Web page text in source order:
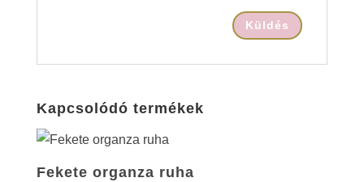
Kapcsolódó termékek
Fekete organza ruha